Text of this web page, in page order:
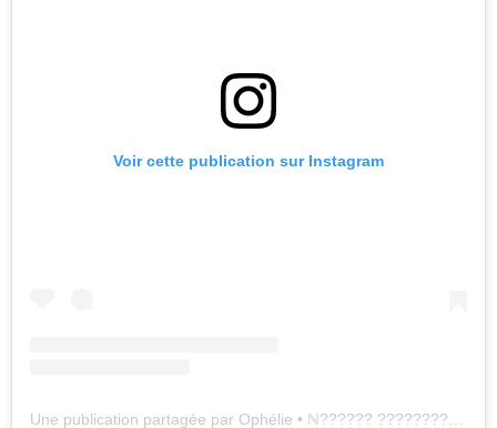
Voir cette publication sur Instagram
Une publication partagée par Ophélie • ℕ?????? ????????? (@minimal.quotidien)